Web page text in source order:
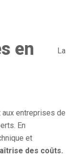
en
La
entreprises de
En
et
des coûts.